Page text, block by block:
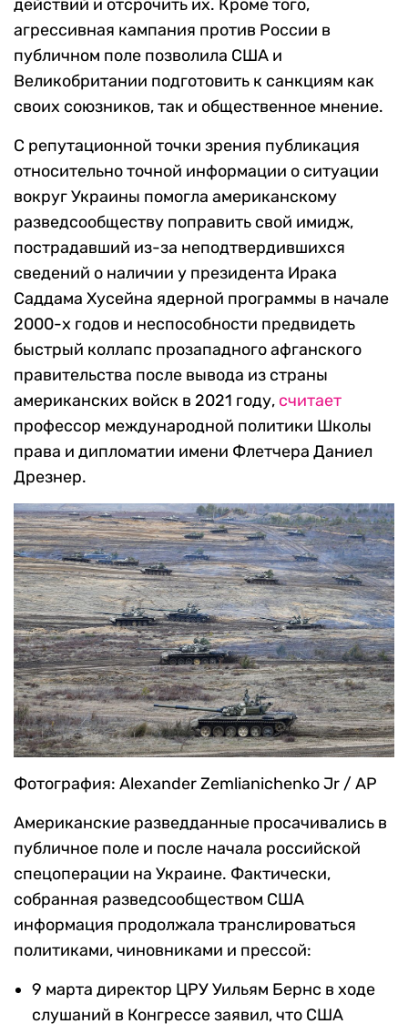
действий и отсрочить их. Кроме того,
агрессивная кампания против России в
публичном поле позволила США и
Великобритании подготовить к санкциям как
своих союзников, так и общественное мнение.
С репутационной точки зрения публикация
относительно точной информации о ситуации
вокруг Украины помогла американскому
разведсообществу поправить свой имидж,
пострадавший из-за неподтвердившихся
сведений о наличии у президента Ирака
Саддама Хусейна ядерной программы в начале
2000-х годов и неспособности предвидеть
быстрый коллапс прозападного афганского
правительства после вывода из страны
американских войск в 2021 году, считает
профессор международной политики Школы
права и дипломатии имени Флетчера Даниел
Дрезнер.
Фотография: Alexander Zemlianichenko Jr / AP
Американские разведданные просачивались в
публичное поле и после начала российской
спецоперации на Украине. Фактически,
собранная разведсообществом США
информация продолжала транслироваться
политиками, чиновниками и прессой:
9 марта директор ЦРУ Уильям Бернс в ходе
слушаний в Конгрессе заявил, что США